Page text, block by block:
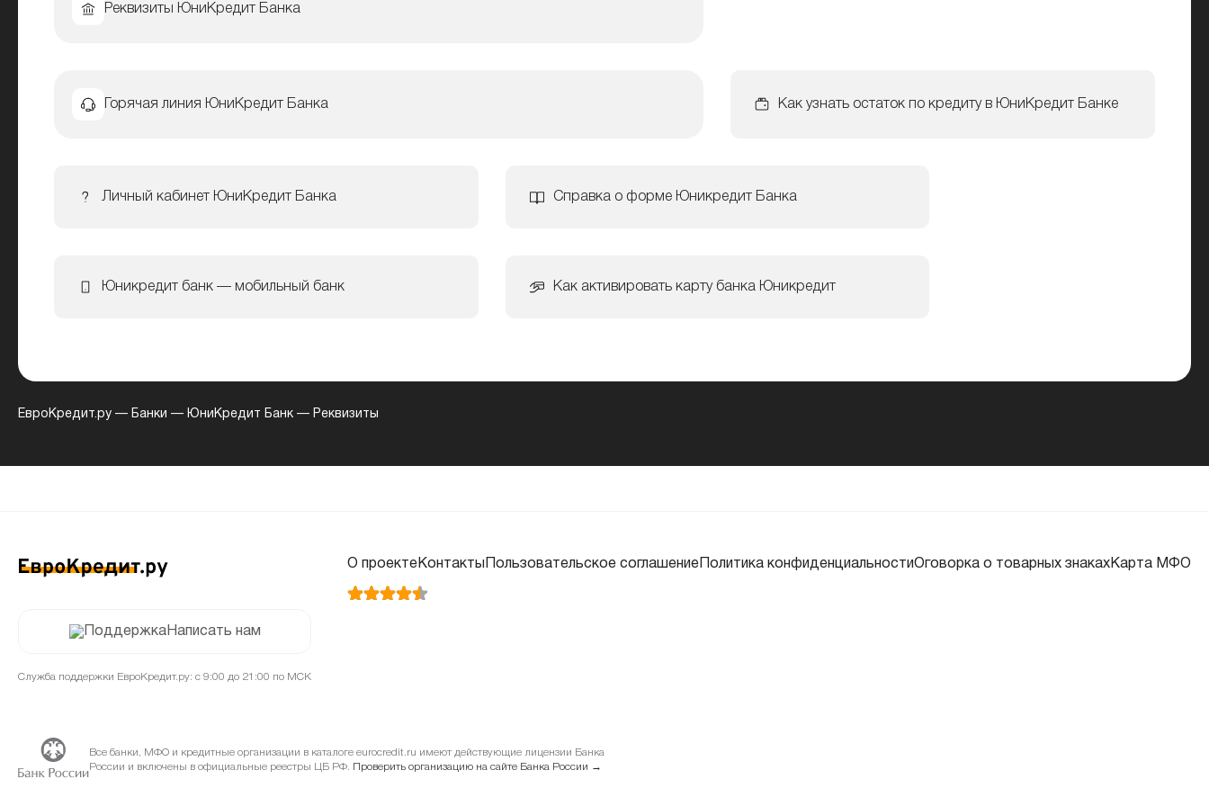
Реквизиты ЮниКредит Банка
Горячая линия ЮниКредит Банка Как узнать остаток по кредиту в ЮниКредит Банке
Личный кабинет ЮниКредит Банка Справка о форме Юникредит Банка
Юникредит банк — мобильный банк Как активировать карту банка Юникредит
ЕвроКредит.ру — Банки — ЮниКредит Банк — Реквизиты
Написать нам
Служба поддержки ЕвроКредит.ру: с 9:00 до 21:00 по МСК
О проекте Контакты Пользовательское соглашение Политика конфиденциальностиОговорка о товарных знаках Карта МФО
Все банки, МФО и кредитные организации в каталоге eurocredit.ru имеют действующие лицензии Банка
России и включены в официальные реестры ЦБ РФ.
Проверить организацию на сайте Банка России →